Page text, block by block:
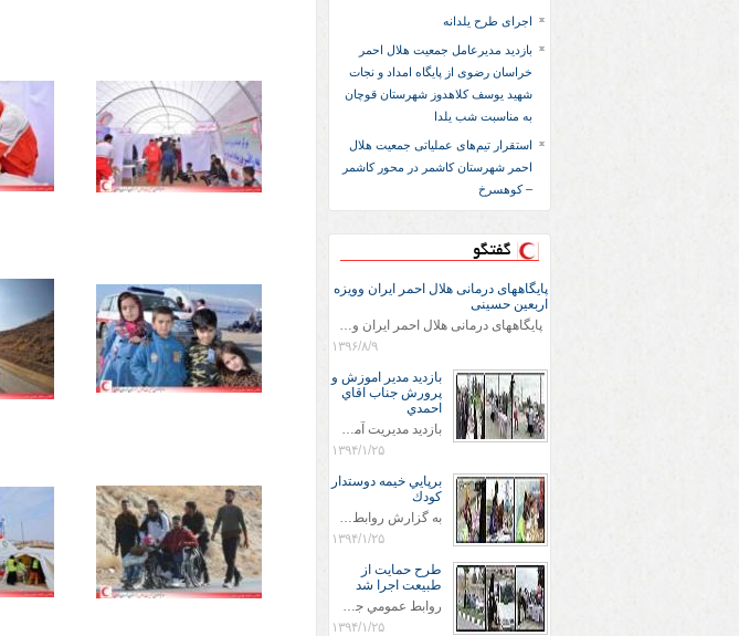
اجرای طرح یلدانه
بازدید مدیرعامل جمعیت هلال احمر
خراسان رضوی از پایگاه امداد و نجات
شهید یوسف کلاهدوز شهرستان قوچان
به مناسبت شب یلدا
استقرار تیم‌های عملیاتی جمعیت هلال
احمر شهرستان کاشمر در محور کاشمر
– کوهسرخ
گفتگو
پایگاههای درمانی هلال احمر ایران وویزه
اربعین حسینی
پایگاههای درمانی هلال احمر ایران وویزه اربعین حسینی
۱۳۹۶/۸/۹
بازديد مدير اموزش و
پرورش جناب اقاي
احمدي
بازديد مديريت آموزش و پروش جناب اقاي احمدي به همراه اعضاي ستاد اسكان آموزش و پروش شهرستان سرخس در ساعت 11:30 در مورخه 11/1/1394 صورت گرفت و مسئولین با حضور در پست مسافرين نوروزی كه جمعیت هلال احمر شهرستان از نزدیک در جریان روند اجرای طرح های قرار گرفتند .
۱۳۹۴/۱/۲۵
برپايي خيمه دوستدار
كودك
به گزارش روابط عمومي جمعيت هلال احمر شهرستان سرخس علاوه بر اجرای خدمات امدادی، راهنمایی های گردشگری و موقعیت های جغرافیایی و برپایی چادرهای سلامت به منظور سنجش رایگان فشار و قندخون مسافران، ، خيمه هايي.با عنوان دوستدار کودک تجهیزشده که دراین فضا کودکان مراجعه کننده از طریق نقاشی و سایر هنرهای تجسمی با مفاهیم جمعیت هلال احمر و اصول هفتگانه آن آشنا می شوند. به دليل حضور چشم گير كودكان و خانواده ها سعی شده در قالب های متناسب با سنین کودکان مراجعه کنند
۱۳۹۴/۱/۲۵
طرح حمايت از
طبيعت اجرا شد
روابط عمومي جمعيت هلال احمر سرخس جمعيت هلال احمر سرخس در روز طبيعت جوانان جمعيت هلال احمر سرخس در راستاي حفاظت و حمايت از محيط زيست با انگيزه داشتن طبيعت زيبا و بدون زباله و جهت فرهنگ سازي طرح حمايت از طبيعت را اجرا نمودند. اين طرح با رويكرد حمايتي و اموزشي در خصوص اشتي باطبيعت اجرا شد و در اين طرح 700 عدد كيسه زباله وبروشور در خروجي هاي شهر بين همشهريان و مسافرين نوروزي توزيع گرديد و در راه بازگشت كيسه هاي زباله توسط همشهريان به مامورين محترم شهرداري مستقر در ورودي شهر
۱۳۹۴/۱/۲۵